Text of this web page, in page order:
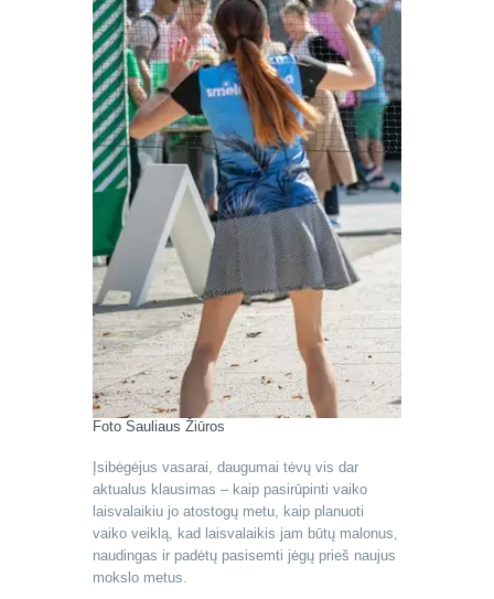
Foto Sauliaus Žiūros
Įsibėgėjus vasarai, daugumai tėvų vis dar
aktualus klausimas – kaip pasirūpinti vaiko
laisvalaikiu jo atostogų metu, kaip planuoti
vaiko veiklą, kad laisvalaikis jam būtų malonus,
naudingas ir padėtų pasisemti jėgų prieš naujus
mokslo metus.